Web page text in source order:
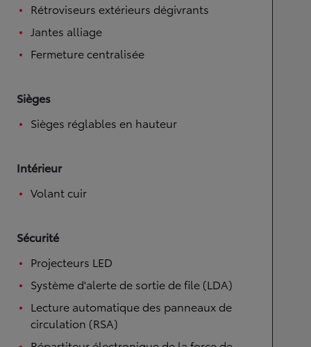
Rétroviseurs extérieurs dégivrants
Jantes alliage
Fermeture centralisée
Sièges
Sièges réglables en hauteur
Intérieur
Volant cuir
Sécurité
Projecteurs LED
Système d'alerte de sortie de file (LDA)
Lecture automatique des panneaux de
circulation (RSA)